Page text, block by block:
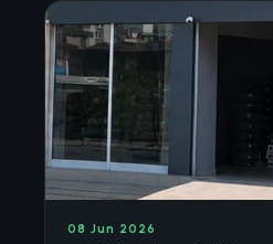
08 Jun 2026